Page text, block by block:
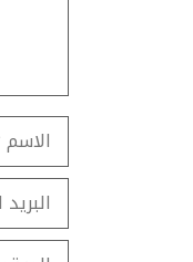
الاسم
البريد
الموقع